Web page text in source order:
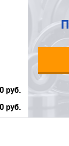
руб.
руб.